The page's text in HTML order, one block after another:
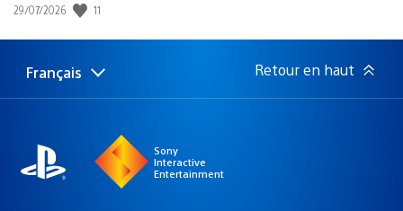
Date
publication
29/07/2026 11
Choisir
une
Région
actuelle
Français Retour en haut
Sony
Interactive
Entertainment